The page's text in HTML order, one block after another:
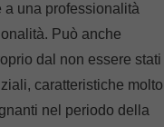
a una professionalità
Può anche
dal non essere stati
caratteristiche molto
nel periodo della